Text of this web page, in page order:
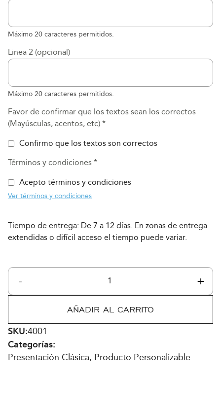
Máximo 20 caracteres permitidos.
Linea 2 (opcional)
Máximo 20 caracteres permitidos.
Favor de confirmar que los textos sean los correctos
(Mayúsculas, acentos, etc)*
Confirmo que los textos son correctos
Términos y condiciones*
Acepto términos y condiciones
Ver términos y condiciones
Tiempo de entrega: De 7 a 12 días. En zonas de entrega
extendidas o difícil acceso el tiempo puede variar.
-
Monte
2023
personalizable
+
AÑADIR AL CARRITO
SKU:4001
Categorías:
Presentación Clásica, Producto Personalizable